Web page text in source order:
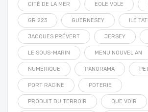
CITÉ DE LA MER EOLE VOLE
GR 223 GUERNESEY ILE
JACQUES PRÉVERT JERSEY
LE SOUS-MARIN MENU NOUVEL AN
NUMÉRIQUE PANORAMA
PORT RACINE POTERIE
PRODUIT DU TERROIR QUE VOIR